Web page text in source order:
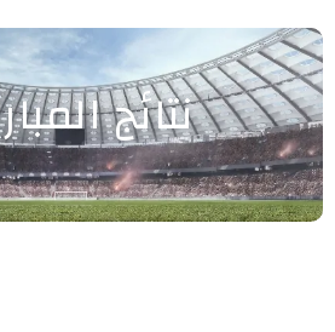
نتائج